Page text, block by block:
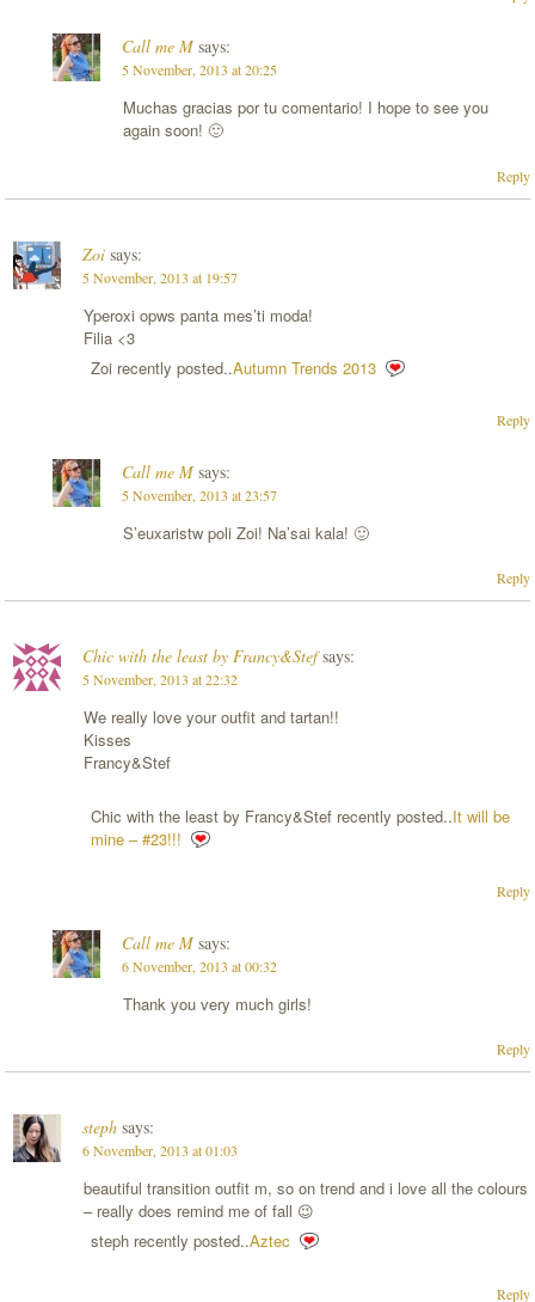
Call me M says:
5 November, 2013 at 20:25
Muchas gracias por tu comentario! I hope to see you
again soon! 🙂
Reply
Zoi says:
5 November, 2013 at 19:57
Yperoxi opws panta mes’ti moda!
Filia <3
Zoi recently posted..Autumn Trends 2013
Reply
Call me M says:
5 November, 2013 at 23:57
S’euxaristw poli Zoi! Na’sai kala! 🙂
Reply
Chic with the least by Francy&Stef says:
5 November, 2013 at 22:32
We really love your outfit and tartan!!
Kisses
Francy&Stef
Chic with the least by Francy&Stef recently posted..It will be
mine – #23!!!
Reply
Call me M says:
6 November, 2013 at 00:32
Thank you very much girls!
Reply
steph says:
6 November, 2013 at 01:03
beautiful transition outfit m, so on trend and i love all the colours
– really does remind me of fall 😉
steph recently posted..Aztec
Reply